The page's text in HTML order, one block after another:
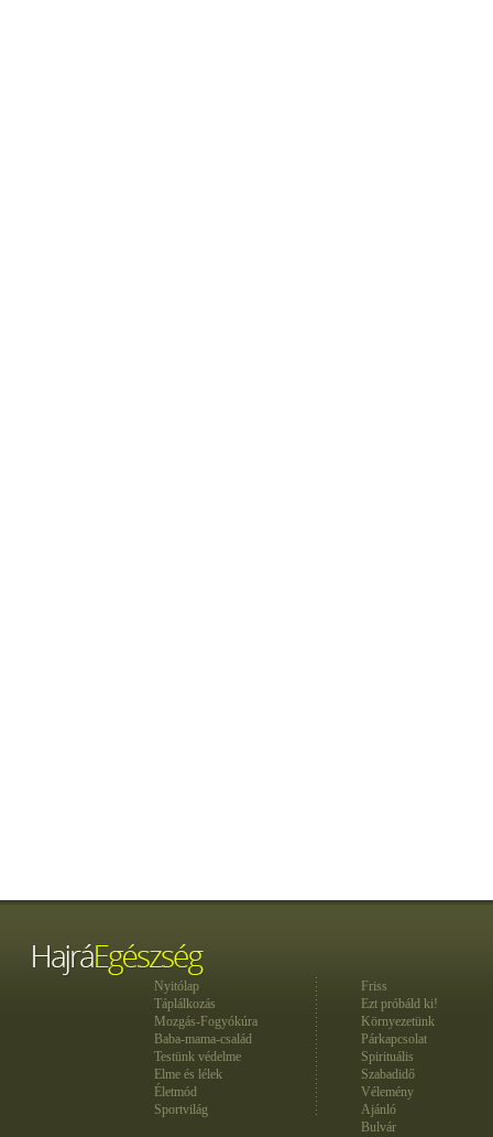
Nyitólap
Táplálkozás
Mozgás-Fogyókúra
Baba-mama-család
Testünk védelme
Elme és lélek
Életmód
Sportvilág
Friss
Ezt próbáld ki!
Környezetünk
Párkapcsolat
Spirituális
Szabadidő
Vélemény
Ajánló
Bulvár